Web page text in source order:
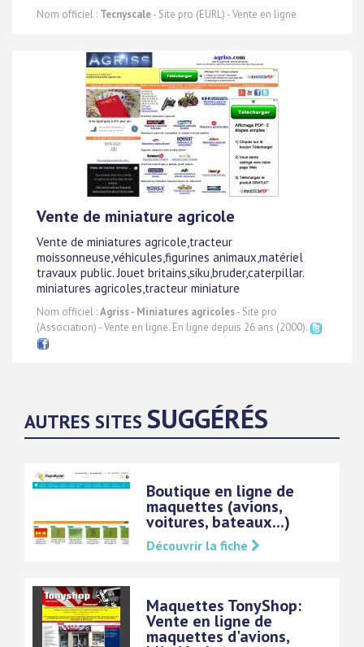
Nom officiel : Tecnyscale- Site pro (EURL) - Vente en ligne
Vente de miniature agricole
Vente de miniatures agricole,tracteur
moissonneuse,véhicules,figurines animaux,matériel
travaux public. Jouet britains,siku,bruder,caterpillar.
miniatures agricoles,tracteur miniature
Nom officiel :Agriss - Miniatures agricoles- Site pro
(Association) - Vente en ligne. En ligne depuis 26 ans (2000).
AUTRES SITES SUGGÉRÉS
Boutique en ligne de
maquettes (avions,
voitures, bateaux...)
Découvrir la fiche
Maquettes TonyShop:
Vente en ligne de
maquettes d'avions,